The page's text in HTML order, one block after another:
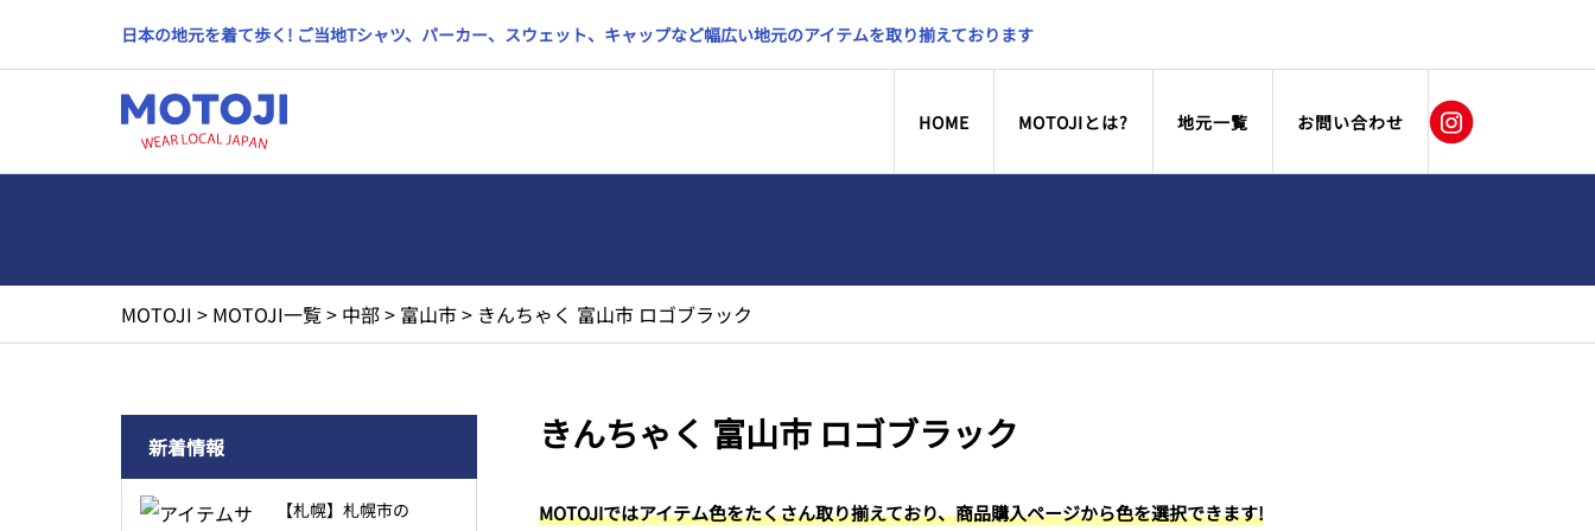
日本の地元を着て歩く! ご当地Tシャツ、パーカー、スウェット、キャップなど幅広い地元のアイテムを取り揃えております
HOME MOTOJIとは? 地元一覧 お問い合わせ
MOTOJI > MOTOJI一覧> 中部> 富山市> きんちゃく 富山市 ロゴブラック
新着情報
【札幌】札幌市の
きんちゃく 富山市 ロゴブラック
MOTOJIではアイテム色をたくさん取り揃えており、商品購入ページから色を選択できます!